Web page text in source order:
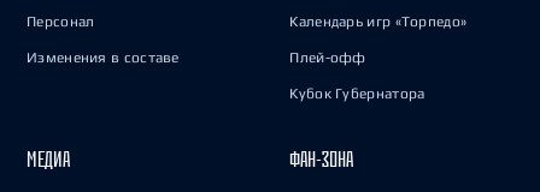
Персонал
Изменения в составе
Календарь игр «Торпедо»
Плей-офф
Кубок Губернатора
МЕДИА ФАН-ЗОНА